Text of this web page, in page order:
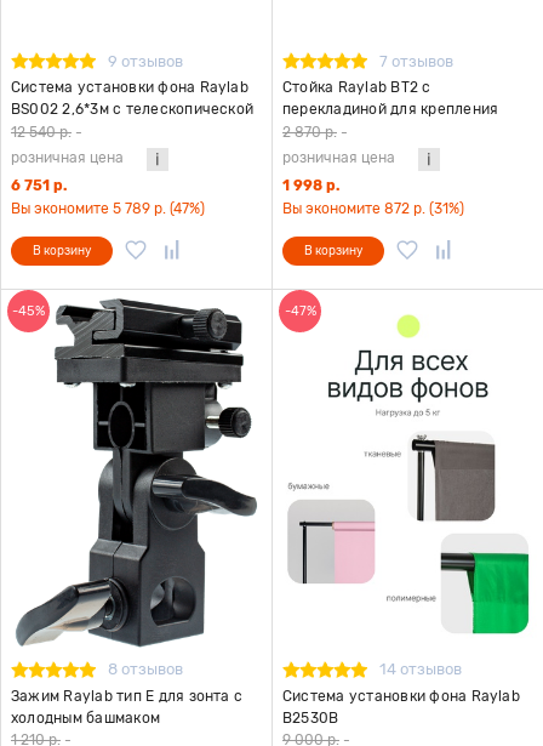
9 отзывов
Система установки фона Raylab
BS002 2,6*3м с телескопической
перекладиной
12 540 р. -
розничная цена
6 751 р.
Вы экономите 5 789 р. (47%)
В корзину
7 отзывов
Стойка Raylab BT2 с
перекладиной для крепления
пластикового фона
2 870 р. -
розничная цена
1 998 р.
Вы экономите 872 р. (31%)
В корзину
-45%
8 отзывов
Зажим Raylab тип E для зонта с
холодным башмаком
1 210 р. -
-47%
14 отзывов
Система установки фона Raylab
B2530B
9 000 р. -